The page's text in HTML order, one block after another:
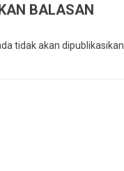
BALASAN
tidak akan dipublikasikan.